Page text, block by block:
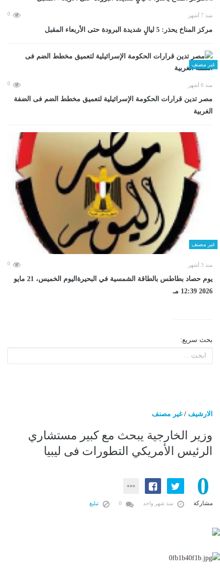
منذ 7 أشهر 0
مركز المناخ يحذر: 5 ليالٍ شديدة البرودة حتى الأربعاء المقبل
غير مصنف
منذ 6 أشهر 0
مصر تدين قرارات الحكومة الإسرائيلية لتعميق مخطط الضم فى الضفة
الغربية
غير مصنف
منذ 3 أشهر 0
يوم حصاد بطاطس بالطاقة الشمسية في البحيرةاليوم الخميس، 21 مايو
2026 12:39 مـ
بحث سريع:
الارشيف /غير مصنف
وزير الخارجية يبحث مع كبير مستشاري
الرئيس الأمريكي التطورات فى ليبيا
0
مشاركة منذ شهر واحد تبليغ